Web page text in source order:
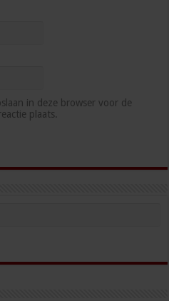
in deze browser voor de
plaats.